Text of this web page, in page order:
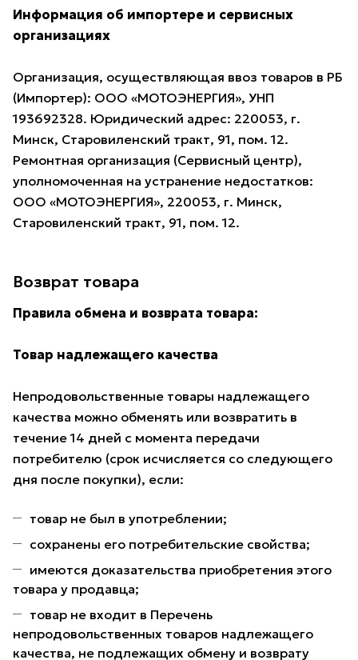
Информация об импортере и сервисных
организациях
Организация, осуществляющая ввоз товаров в РБ
(Импортер): ООО «МОТОЭНЕРГИЯ», УНП
193692328. Юридический адрес: 220053, г.
Минск, Старовиленский тракт, 91, пом. 12.
Ремонтная организация (Сервисный центр),
уполномоченная на устранение недостатков:
ООО «МОТОЭНЕРГИЯ», 220053, г. Минск,
Старовиленский тракт, 91, пом. 12.
Возврат товара
Правила обмена и возврата товара:
Товар надлежащего качества
Непродовольственные товары надлежащего
качества можно обменять или возвратить в
течение 14 дней с момента передачи
потребителю (срок исчисляется со следующего
дня после покупки), если:
товар не был в употреблении;
сохранены его потребительские свойства;
имеются доказательства приобретения этого
товара у продавца;
товар не входит в Перечень
непродовольственных товаров надлежащего
качества, не подлежащих обмену и возврату